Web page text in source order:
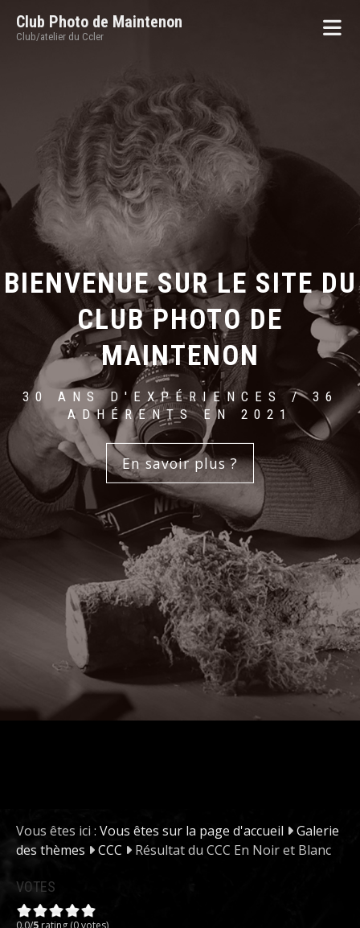
Club Photo de Maintenon
Club/atelier du Ccler
BIENVENUE SUR LE SITE DU
CLUB PHOTO DE
MAINTENON
30 ANS D'EXPÉRIENCES / 36
ADHÉRENTS EN 2021
En savoir plus ?
Vous êtes ici : Vous êtes sur la page d'accueil
Galerie
des thèmes
CCC Résultat du CCC En Noir et Blanc
VOTES
0.0/5 rating (0 votes)